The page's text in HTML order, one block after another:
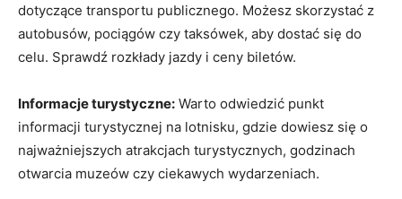
dotyczące transportu‌ publicznego. Możesz skorzystać z
autobusów, pociągów czy taksówek, aby dostać się do
celu. Sprawdź rozkłady jazdy i ceny biletów.
Informacje turystyczne: Warto‌ odwiedzić punkt​
informacji turystycznej ⁣na lotnisku, gdzie dowiesz ⁤się⁢ o
⁣najważniejszych atrakcjach turystycznych, godzinach
otwarcia muzeów czy ciekawych wydarzeniach.